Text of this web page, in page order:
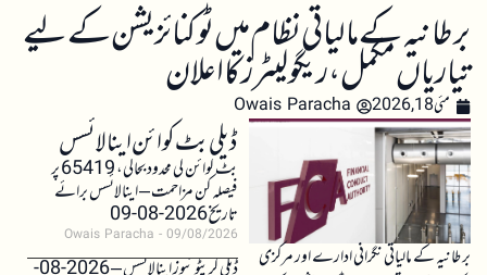
برطانیہ کے مالیاتی نظام میں ٹوکنائزیشن کے لیے
تیاریاں مکمل، ریگولیٹرز کا اعلان
مئی 18, 2026 Owais Paracha
برطانیہ کے مالیاتی نگرانی ادارے اور مرکزی
ڈیلی بٹ کوائن اینالائسس
بٹ کوائن کی محدود بحالی، 65419 پر
فیصلہ کن مزاحمت – اینالائسس برائے
تاریخ 2026-08-09
Owais Paracha 09/08/2026